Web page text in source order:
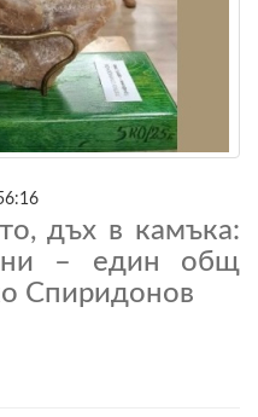
дъх в камъка:
– един общ
Спиридонов